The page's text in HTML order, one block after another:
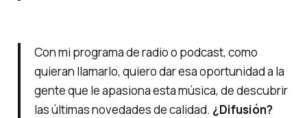
Con mi programa de radio o podcast, como
quieran llamarlo, quiero dar esa oportunidad a la
gente que le apasiona esta música, de descubrir
las últimas novedades de calidad. ¿Difusión?